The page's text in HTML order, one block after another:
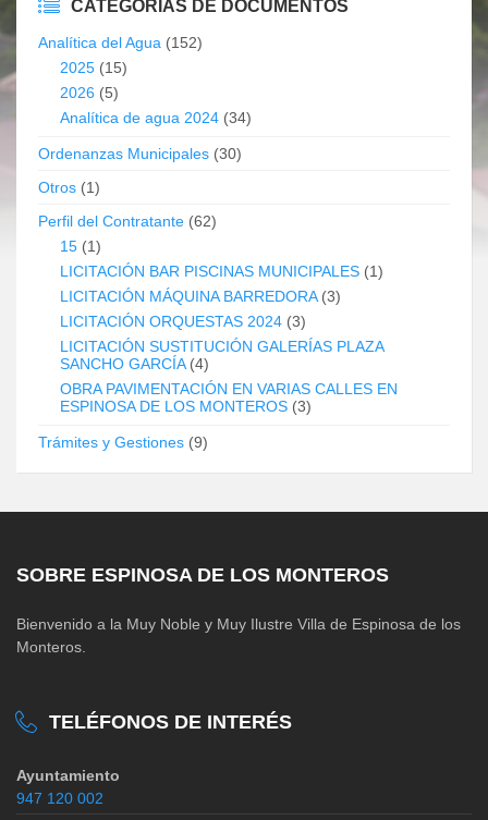
CATEGORÍAS DE DOCUMENTOS
Analítica del Agua (152)
2025 (15)
2026 (5)
Analítica de agua 2024 (34)
Ordenanzas Municipales (30)
Otros (1)
Perfil del Contratante (62)
15 (1)
LICITACIÓN BAR PISCINAS MUNICIPALES (1)
LICITACIÓN MÁQUINA BARREDORA(3)
LICITACIÓN ORQUESTAS 2024 (3)
LICITACIÓN SUSTITUCIÓN GALERÍAS PLAZA
SANCHO GARCÍA(4)
OBRA PAVIMENTACIÓN EN VARIAS CALLES EN
ESPINOSA DE LOS MONTEROS (3)
Trámites y Gestiones (9)
SOBRE ESPINOSA DE LOS MONTEROS
Bienvenido a la Muy Noble y Muy Ilustre Villa de Espinosa de los
Monteros.
TELÉFONOS DE INTERÉS
Ayuntamiento
947 120 002